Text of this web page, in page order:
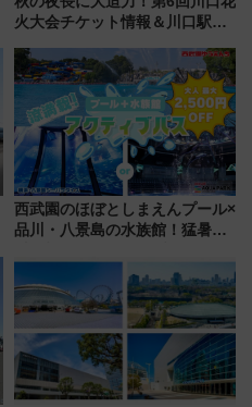
火大会チケット情報＆川口駅か
西武園のほぼとしまえんプール×
品川・八景島の水族館！猛暑を
夏休みをお得に楽しむ！